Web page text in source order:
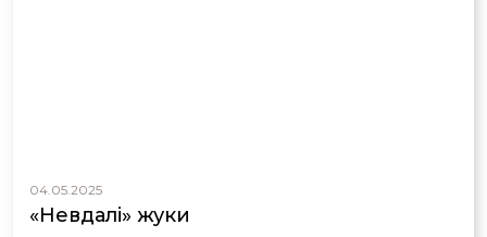
04.05.2025
«Невдалі» жуки